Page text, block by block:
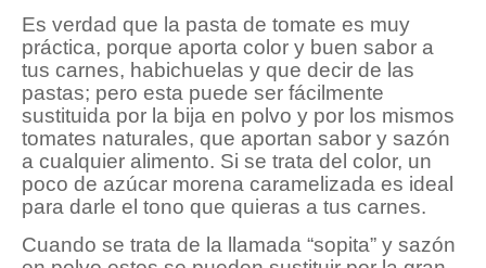
Es verdad que la pasta de tomate es muy
práctica, porque aporta color y buen sabor a
tus carnes, habichuelas y que decir de las
pastas; pero esta puede ser fácilmente
sustituida por la bija en polvo y por los mismos
tomates naturales, que aportan sabor y sazón
a cualquier alimento. Si se trata del color, un
poco de azúcar morena caramelizada es ideal
para darle el tono que quieras a tus carnes.
Cuando se trata de la llamada “sopita” y sazón